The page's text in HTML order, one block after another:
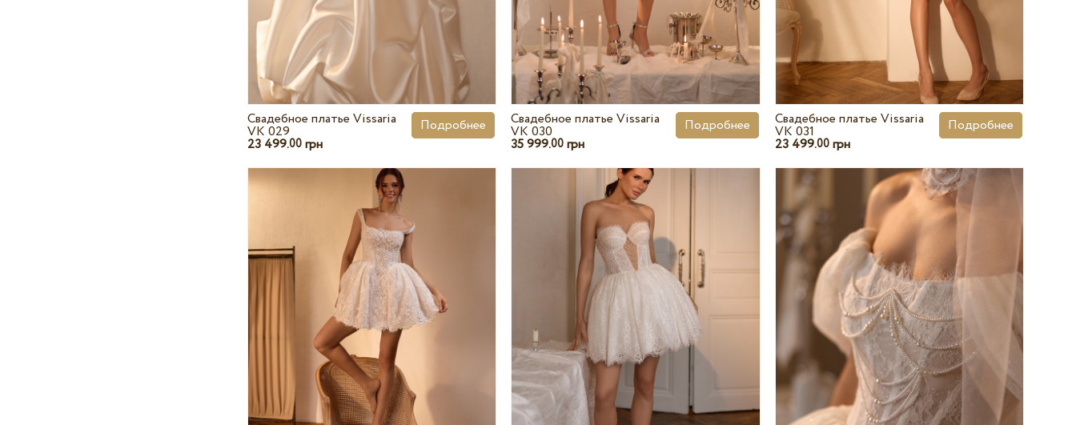
Свадебное платье Vissaria
VK 029
23 499.00 грн
Подробнее Свадебное платье Vissaria
VK 030
35 999.00 грн
Подробнее Свадебное платье Vissaria
VK 031
23 499.00грн
Подробнее